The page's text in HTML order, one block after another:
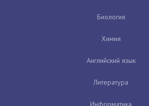
Биология
Химия
Английский язык
Литература
Информатика